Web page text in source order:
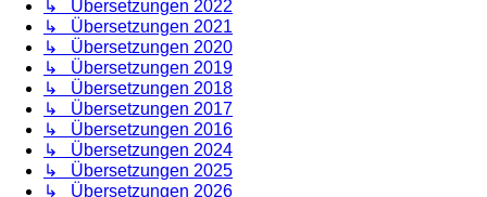
↳ Übersetzungen 2022
↳ Übersetzungen 2021
↳ Übersetzungen 2020
↳ Übersetzungen 2019
↳ Übersetzungen 2018
↳ Übersetzungen 2017
↳ Übersetzungen 2016
↳ Übersetzungen 2024
↳ Übersetzungen 2025
↳ Übersetzungen 2026